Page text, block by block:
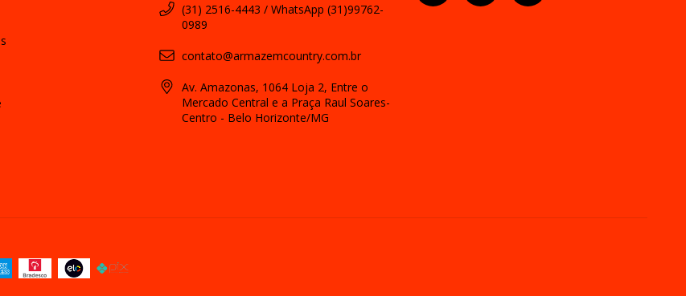
(31) 2516-4443 / WhatsApp (31)99762-
0989
contato@armazemcountry.com.br
Av. Amazonas, 1064 Loja 2, Entre o
Mercado Central e a Praça Raul Soares-
Centro - Belo Horizonte/MG